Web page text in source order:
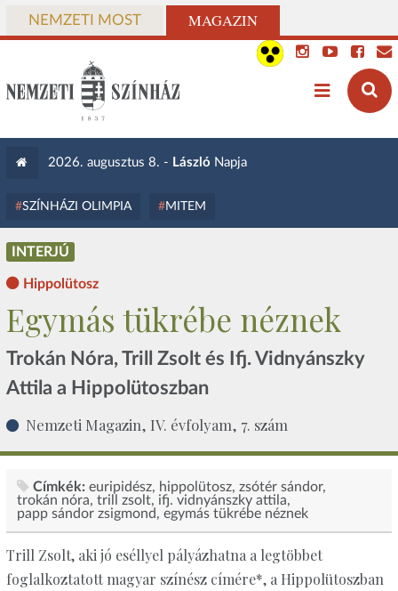
NEMZETI MOST MAGAZIN
2026. augusztus 8. - László Napja
SZÍNHÁZI OLIMPIA MITEM
INTERJÚ
Hippolütosz
Egymás tükrébe néznek
Trokán Nóra, Trill Zsolt és Ifj. Vidnyánszky
Attila a Hippolütoszban
Nemzeti Magazin, IV. évfolyam, 7. szám
Címkék: euripidész hippolütosz zsótér sándor
trokán nóra trill zsolt ifj. vidnyánszky attila
papp sándor zsigmond
egymás tükrébe néznek
Trill Zsolt, aki jó eséllyel pályázhatna a legtöbbet
foglalkoztatott magyar színész címére*, a Hippolütoszban